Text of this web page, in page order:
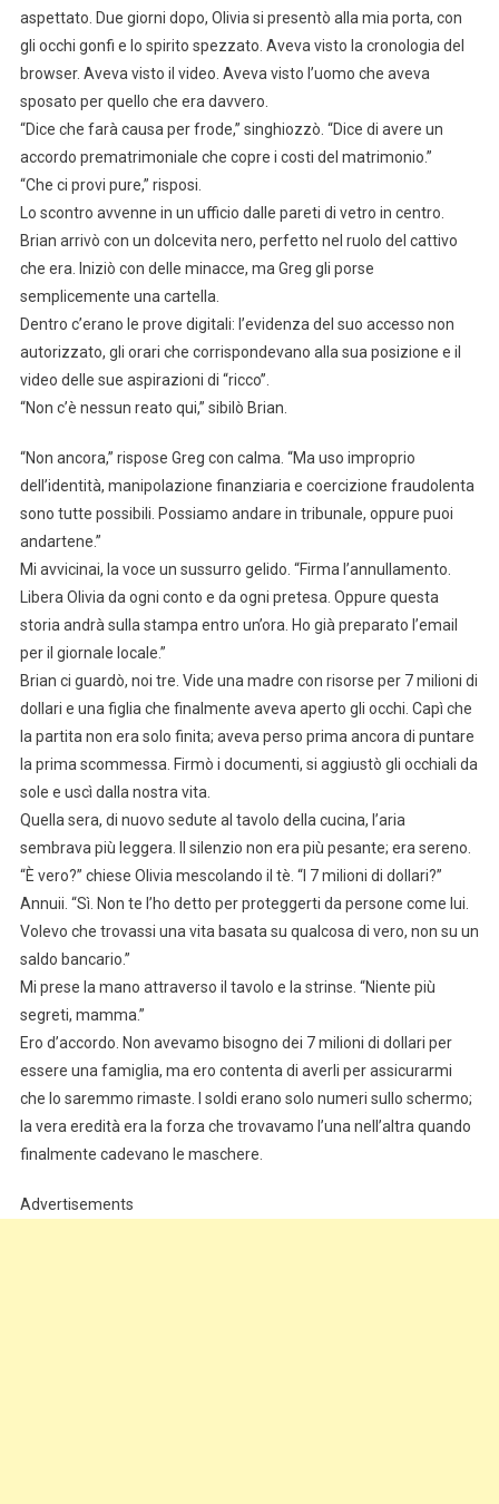
aspettato. Due giorni dopo, Olivia si presentò alla mia porta, con
gli occhi gonfi e lo spirito spezzato. Aveva visto la cronologia del
browser. Aveva visto il video. Aveva visto l’uomo che aveva
sposato per quello che era davvero.
“Dice che farà causa per frode,” singhiozzò. “Dice di avere un
accordo prematrimoniale che copre i costi del matrimonio.”
“Che ci provi pure,” risposi.
Lo scontro avvenne in un ufficio dalle pareti di vetro in centro.
Brian arrivò con un dolcevita nero, perfetto nel ruolo del cattivo
che era. Iniziò con delle minacce, ma Greg gli porse
semplicemente una cartella.
Dentro c’erano le prove digitali: l’evidenza del suo accesso non
autorizzato, gli orari che corrispondevano alla sua posizione e il
video delle sue aspirazioni di “ricco”.
“Non c’è nessun reato qui,” sibilò Brian.
“Non ancora,” rispose Greg con calma. “Ma uso improprio
dell’identità, manipolazione finanziaria e coercizione fraudolenta
sono tutte possibili. Possiamo andare in tribunale, oppure puoi
andartene.”
Mi avvicinai, la voce un sussurro gelido. “Firma l’annullamento.
Libera Olivia da ogni conto e da ogni pretesa. Oppure questa
storia andrà sulla stampa entro un’ora. Ho già preparato l’email
per il giornale locale.”
Brian ci guardò, noi tre. Vide una madre con risorse per 7 milioni di
dollari e una figlia che finalmente aveva aperto gli occhi. Capì che
la partita non era solo finita; aveva perso prima ancora di puntare
la prima scommessa. Firmò i documenti, si aggiustò gli occhiali da
sole e uscì dalla nostra vita.
Quella sera, di nuovo sedute al tavolo della cucina, l’aria
sembrava più leggera. Il silenzio non era più pesante; era sereno.
“È vero?” chiese Olivia mescolando il tè. “I 7 milioni di dollari?”
Annuii. “Sì. Non te l’ho detto per proteggerti da persone come lui.
Volevo che trovassi una vita basata su qualcosa di vero, non su un
saldo bancario.”
Mi prese la mano attraverso il tavolo e la strinse. “Niente più
segreti, mamma.”
Ero d’accordo. Non avevamo bisogno dei 7 milioni di dollari per
essere una famiglia, ma ero contenta di averli per assicurarmi
che lo saremmo rimaste. I soldi erano solo numeri sullo schermo;
la vera eredità era la forza che trovavamo l’una nell’altra quando
finalmente cadevano le maschere.
Advertisements